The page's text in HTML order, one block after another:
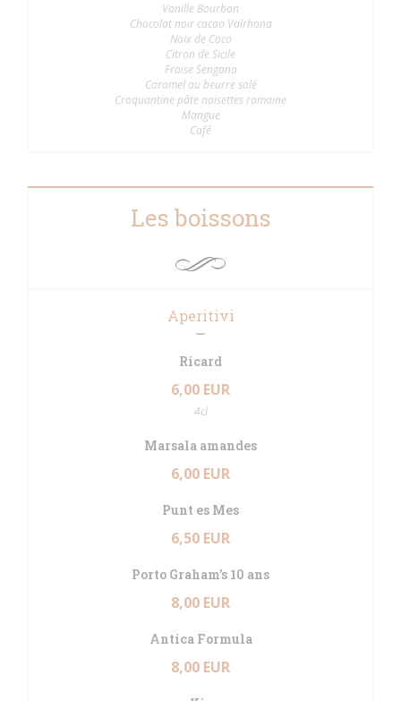
Vanille Bourbon
Chocolat noir cacao Valrhona
Noix de Coco
Citron de Sicile
Fraise Sengana
Caramel au beurre salé
Croquantine pâte noisettes romaine
Mangue
Café
Les boissons
Aperitivi
Ricard
6,00 EUR
4cl
Marsala amandes
6,00 EUR
Punt es Mes
6,50 EUR
Porto Graham’s 10 ans
8,00 EUR
Antica Formula
8,00 EUR